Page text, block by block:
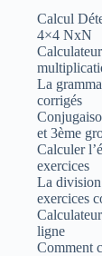
Calcul
4×4 NxN
La
corrigés
et 3ème
Calculer
exercices
La division
exercices
ligne
Comment